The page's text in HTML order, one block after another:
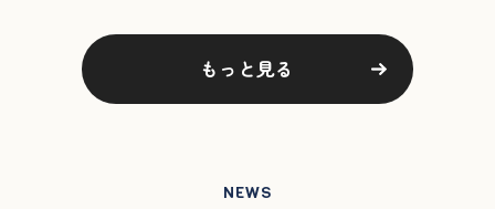
もっと見る
NEWS